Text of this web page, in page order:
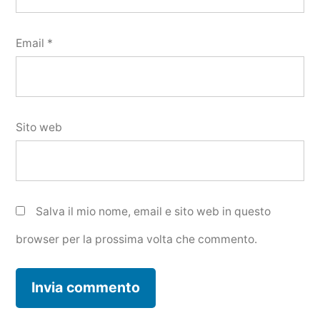
Email *
Sito web
Salva il mio nome, email e sito web in questo
browser per la prossima volta che commento.